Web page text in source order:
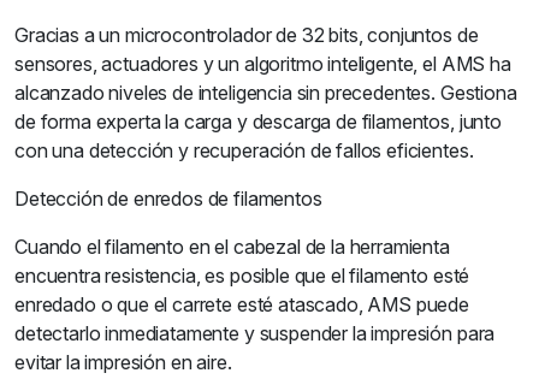
Gracias a un microcontrolador de 32 bits, conjuntos de
sensores, actuadores y un algoritmo inteligente, el AMS ha
alcanzado niveles de inteligencia sin precedentes. Gestiona
de forma experta la carga y descarga de filamentos, junto
con una detección y recuperación de fallos eficientes.
Detección de enredos de filamentos
Cuando el filamento en el cabezal de la herramienta
encuentra resistencia, es posible que el filamento esté
enredado o que el carrete esté atascado, AMS puede
detectarlo inmediatamente y suspender la impresión para
evitar la impresión en aire.